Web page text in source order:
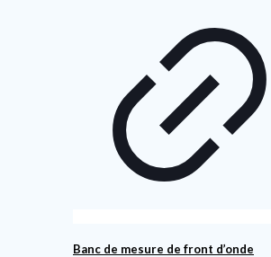
Banc de mesure de front d’onde